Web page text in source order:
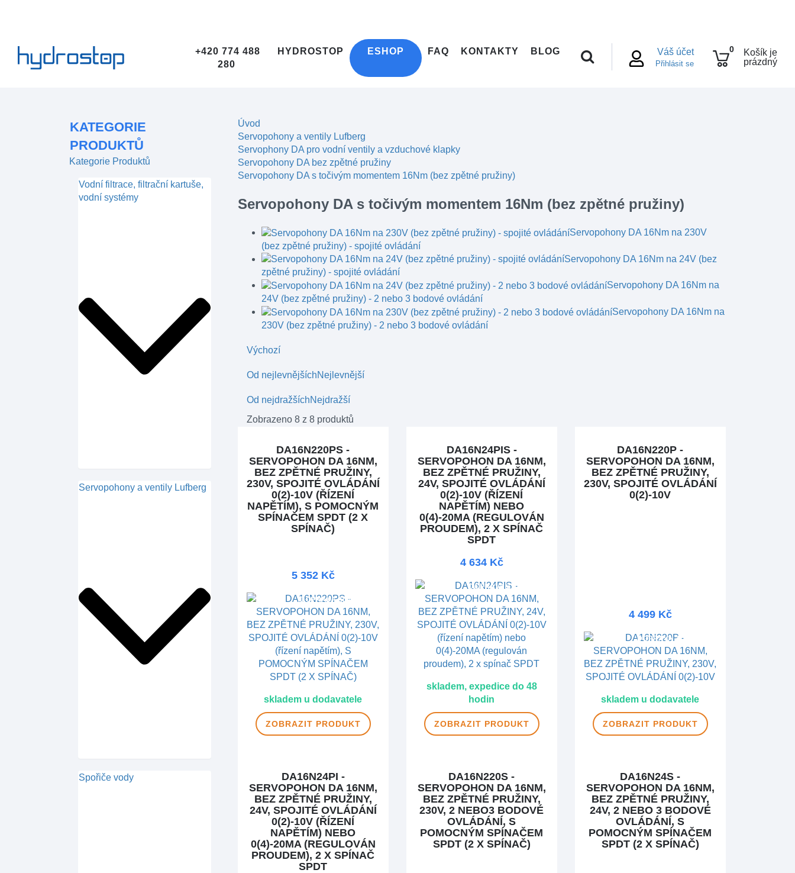
Váš účet
Přihlásit se
0
Košík je
prázdný
+420 774 488
280
HYDROSTOP ESHOP FAQ KONTAKTY BLOG
KATEGORIE
PRODUKTŮ
Kategorie Produktů
Vodní filtrace, filtrační kartuše,
vodní systémy
Servopohony a ventily Lufberg
Spořiče vody
Úvod
Servopohony a ventily Lufberg
Servophony DA pro vodní ventily a vzduchové klapky
Servopohony DA bez zpětné pružiny
Servopohony DA s točivým momentem 16Nm (bez zpětné pružiny)
Servopohony DA s točivým momentem 16Nm (bez zpětné pružiny)
Servopohony DA 16Nm na 230V
(bez zpětné pružiny) - spojité ovládání
Servopohony DA 16Nm na 24V (bez
zpětné pružiny) - spojité ovládání
Servopohony DA 16Nm na
24V (bez zpětné pružiny) - 2 nebo 3 bodové ovládání
Servopohony DA 16Nm na
230V (bez zpětné pružiny) - 2 nebo 3 bodové ovládání
Výchozí
Od nejlevnějšíchNejlevnější
Od nejdražšíchNejdražší
Zobrazeno 8 z 8 produktů
DA16N220PS -
SERVOPOHON DA 16NM,
BEZ ZPĚTNÉ PRUŽINY,
230V, SPOJITÉ OVLÁDÁNÍ
0(2)-10V (ŘÍZENÍ
NAPĚTÍM), S POMOCNÝM
SPÍNAČEM SPDT (2 X
SPÍNAČ)
5 352 Kč
DOPRAVA ZDARMA
skladem u dodavatele
ZOBRAZIT PRODUKT
DA16N24PIS -
SERVOPOHON DA 16NM,
BEZ ZPĚTNÉ PRUŽINY,
24V, SPOJITÉ OVLÁDÁNÍ
0(2)-10V (ŘÍZENÍ
NAPĚTÍM) NEBO
0(4)-20MA (REGULOVÁN
PROUDEM), 2 X SPÍNAČ
SPDT
4 634 Kč
DOPRAVA ZDARMA
skladem, expedice do 48
hodin
ZOBRAZIT PRODUKT
DA16N220P -
SERVOPOHON DA 16NM,
BEZ ZPĚTNÉ PRUŽINY,
230V, SPOJITÉ OVLÁDÁNÍ
0(2)-10V
4 499 Kč
DOPRAVA ZDARMA
skladem u dodavatele
ZOBRAZIT PRODUKT
DA16N24PI -
SERVOPOHON DA 16NM,
BEZ ZPĚTNÉ PRUŽINY,
24V, SPOJITÉ OVLÁDÁNÍ
0(2)-10V (ŘÍZENÍ
NAPĚTÍM) NEBO
0(4)-20MA (REGULOVÁN
PROUDEM), 2 X SPÍNAČ
SPDT
DA16N220S -
SERVOPOHON DA 16NM,
BEZ ZPĚTNÉ PRUŽINY,
230V, 2 NEBO3 BODOVÉ
OVLÁDÁNÍ, S
POMOCNÝM SPÍNAČEM
SPDT (2 X SPÍNAČ)
DA16N24S -
SERVOPOHON DA 16NM,
BEZ ZPĚTNÉ PRUŽINY,
24V, 2 NEBO 3 BODOVÉ
OVLÁDÁNÍ, S
POMOCNÝM SPÍNAČEM
SPDT (2 X SPÍNAČ)